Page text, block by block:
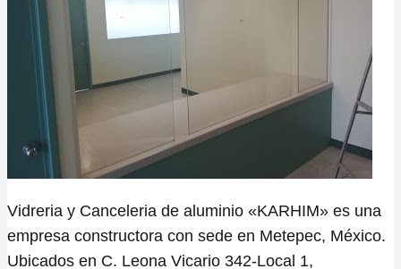
Vidreria y Canceleria de aluminio «KARHIM» es una
empresa constructora con sede en Metepec, México.
Ubicados en C. Leona Vicario 342-Local 1,